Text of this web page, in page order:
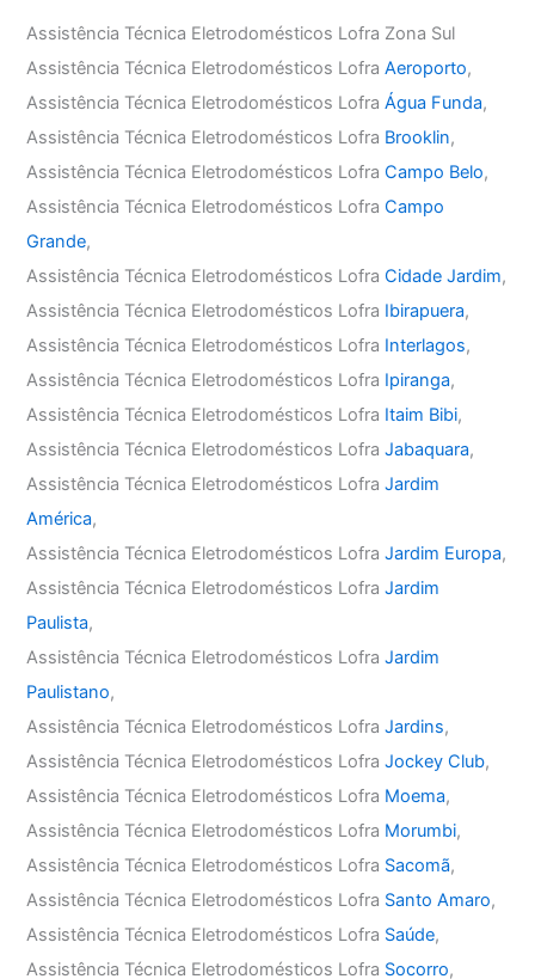
Assistência Técnica Eletrodomésticos Lofra Zona Sul
Assistência Técnica Eletrodomésticos LofraAeroporto,
Assistência Técnica Eletrodomésticos LofraÁgua Funda,
Assistência Técnica Eletrodomésticos Lofra Brooklin,
Assistência Técnica Eletrodomésticos LofraCampo Belo,
Assistência Técnica Eletrodomésticos LofraCampo
Grande,
Assistência Técnica Eletrodomésticos LofraCidade Jardim,
Assistência Técnica Eletrodomésticos Lofra Ibirapuera,
Assistência Técnica Eletrodomésticos Lofra Interlagos,
Assistência Técnica Eletrodomésticos Lofra Ipiranga,
Assistência Técnica Eletrodomésticos Lofra Itaim Bibi,
Assistência Técnica Eletrodomésticos LofraJabaquara,
Assistência Técnica Eletrodomésticos LofraJardim
América,
Assistência Técnica Eletrodomésticos LofraJardim Europa,
Assistência Técnica Eletrodomésticos LofraJardim
Paulista,
Assistência Técnica Eletrodomésticos LofraJardim
Paulistano,
Assistência Técnica Eletrodomésticos LofraJardins,
Assistência Técnica Eletrodomésticos LofraJockey Club,
Assistência Técnica Eletrodomésticos Lofra Moema,
Assistência Técnica Eletrodomésticos Lofra Morumbi,
Assistência Técnica Eletrodomésticos Lofra Sacomã,
Assistência Técnica Eletrodomésticos Lofra Santo Amaro,
Assistência Técnica Eletrodomésticos Lofra Saúde,
Assistência Técnica Eletrodomésticos Lofra Socorro,